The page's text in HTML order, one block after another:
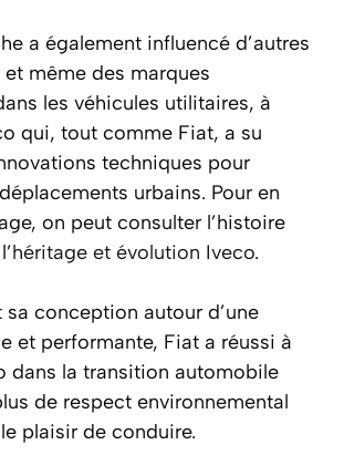
a également influencé d’autres
même des marques
les véhicules utilitaires, à
qui, tout comme Fiat, a su
techniques pour
urbains. Pour en
on peut consulter l’histoire
héritage et évolution Iveco.
sa conception autour d’une
et performante, Fiat a réussi à
dans la transition automobile
de respect environnemental
plaisir de conduire.